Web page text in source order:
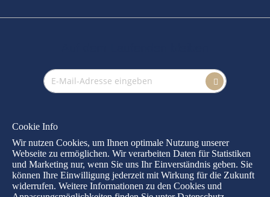
Cookie Info
Wir nutzen Cookies, um Ihnen optimale Nutzung unserer
Webseite zu ermöglichen. Wir verarbeiten Daten für Statistiken
und Marketing nur, wenn Sie uns Ihr Einverständnis geben. Sie
können Ihre Einwilligung jederzeit mit Wirkung für die Zukunft
widerrufen. Weitere Informationen zu den Cookies und
Annmeldung
zum